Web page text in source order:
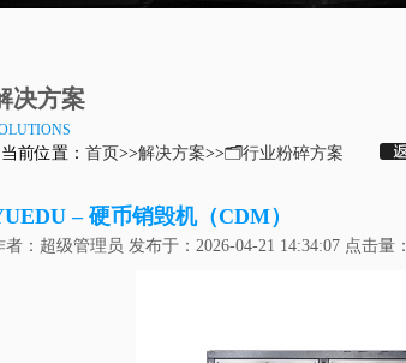
决方案
当前位置： 首页>>解决方案>>🗂️行业粉碎方案
– 硬币销毁机（CDM）
者：超级管理员 发布于：2026-04-21 14:34:07 点击量：